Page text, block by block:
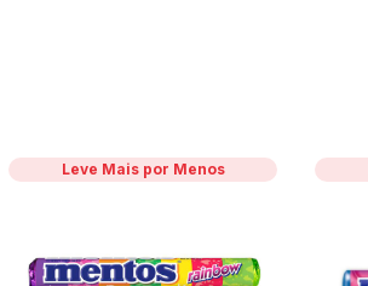
Leve Mais por Menos